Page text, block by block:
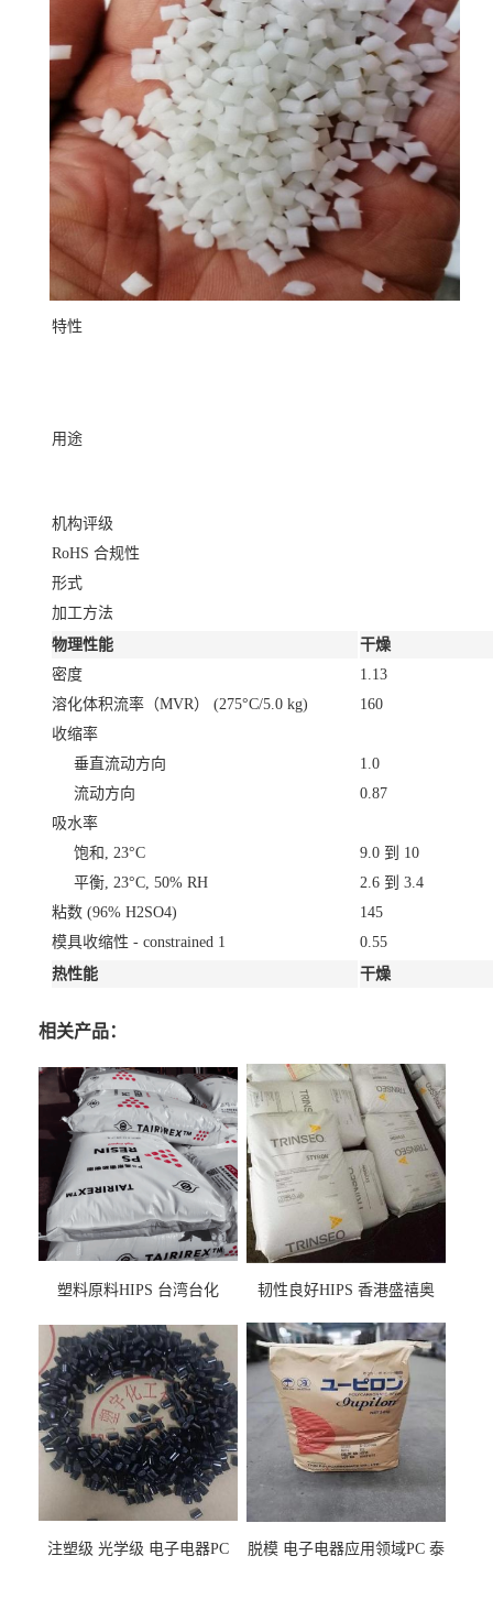
特性
用途
机构评级
RoHS 合规性
形式
加工方法
物理性能
干燥
密度
1.13
溶化体积流率（MVR） (275°C/5.0 kg)
160
收缩率
垂直流动方向
1.0
流动方向
0.87
吸水率
饱和, 23°C
9.0 到 10
平衡, 23°C, 50% RH
2.6 到 3.4
粘数 (96% H2SO4)
145
模具收缩性 - constrained 1
0.55
热性能
干燥
相关产品：
塑料原料HIPS 台湾台化
用料
韧性良好HIPS 香港盛禧奥
注塑级 光学级 电子电器PC
脱模 电子电器应用领域PC 泰